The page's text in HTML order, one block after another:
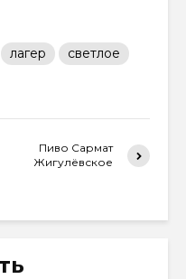
лагер светлое
Пиво Сармат
Жигулёвское